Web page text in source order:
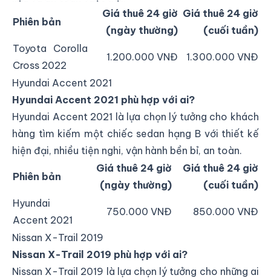
Phiên bản
Giá thuê 24 giờ
(ngày thường)
Giá thuê 24 giờ
(cuối tuần)
Toyota Corolla
Cross 2022
1.200.000 VNĐ 1.300.000 VNĐ
Hyundai Accent 2021
Hyundai Accent 2021 phù hợp với ai?
Hyundai Accent 2021 là lựa chọn lý tưởng cho khách
hàng tìm kiếm một chiếc sedan hạng B với thiết kế
hiện đại, nhiều tiện nghi, vận hành bền bỉ, an toàn.
Phiên bản
Giá thuê 24 giờ
(ngày thường)
Giá thuê 24 giờ
(cuối tuần)
Hyundai
Accent 2021
750.000 VNĐ 850.000 VNĐ
Nissan X-Trail 2019
Nissan X-Trail 2019 phù hợp với ai?
Nissan X-Trail 2019 là lựa chọn lý tưởng cho những ai